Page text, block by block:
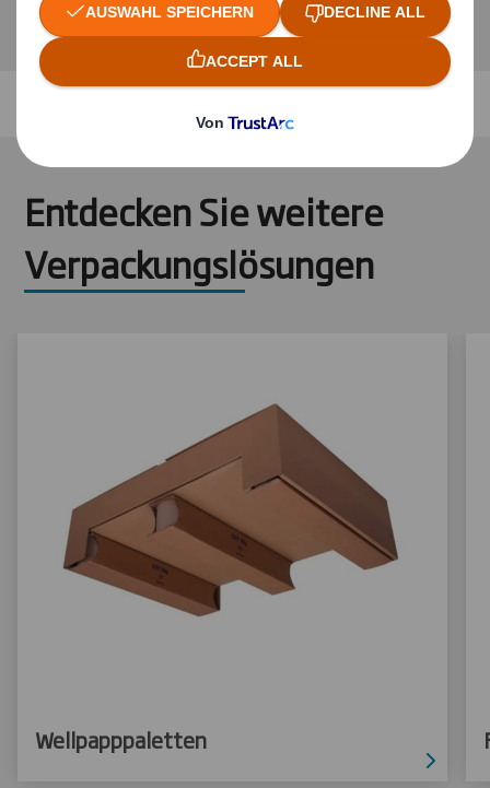
Entdecken Sie weitere
Verpackungslösungen
Wellpapppaletten